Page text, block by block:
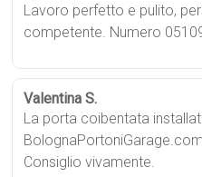
Lavoro perfetto e pulito,
competente. Numero
Valentina S.
La porta coibentata
Consiglio vivamente.